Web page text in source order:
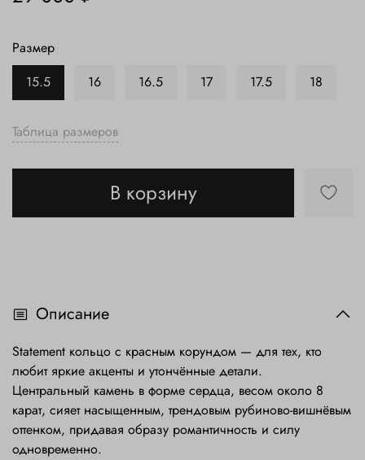
Таблица размеров
В корзину
Размер
15.5
16 16.5 17 17.5 18
Описание
Statement кольцо с красным корундом — для тех, кто
любит яркие акценты и утончённые детали.
Центральный камень в форме сердца, весом около 8
карат, сияет насыщенным, трендовым рубиново-вишнёвым
оттенком, придавая образу романтичность и силу
одновременно.